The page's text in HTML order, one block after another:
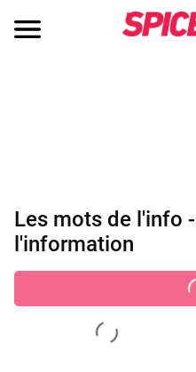
Les mots de l'info
l'information